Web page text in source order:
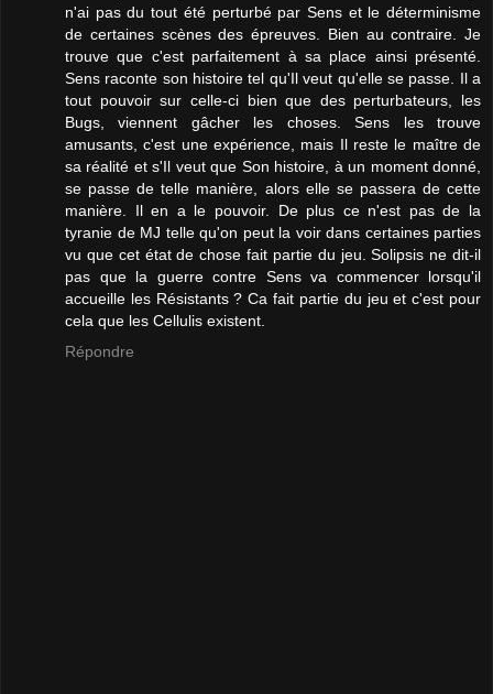
n'ai pas du tout été perturbé par Sens et le déterminisme
de certaines scènes des épreuves. Bien au contraire. Je
trouve que c'est parfaitement à sa place ainsi présenté.
Sens raconte son histoire tel qu'Il veut qu'elle se passe. Il a
tout pouvoir sur celle-ci bien que des perturbateurs, les
Bugs, viennent gâcher les choses. Sens les trouve
amusants, c'est une expérience, mais Il reste le maître de
sa réalité et s'Il veut que Son histoire, à un moment donné,
se passe de telle manière, alors elle se passera de cette
manière. Il en a le pouvoir. De plus ce n'est pas de la
tyranie de MJ telle qu'on peut la voir dans certaines parties
vu que cet état de chose fait partie du jeu. Solipsis ne dit-il
pas que la guerre contre Sens va commencer lorsqu'il
accueille les Résistants ? Ca fait partie du jeu et c'est pour
cela que les Cellulis existent.
Répondre